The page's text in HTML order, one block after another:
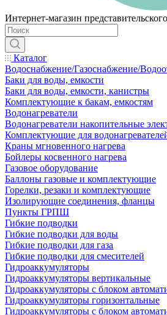
Интернет-магазин
Каталог
Водоснабжение/Газоснабжение/
Баки для воды, емкости
Баки для воды, емкости, канистры
Комплектующие к бакам, емкостям
Водонагреватели
Водонагреватели накопительные
Комплектующие для
Краны мгновенного нагрева
Бойлеры косвенного нагрева
Газовое оборудование
Баллоны газовые и комплектующие
Горелки, резаки и комплектующие
Изолирующие соединения, фланцы
Пункты ГРПШ
Гибкие подводки
Гибкие подводки для воды
Гибкие подводки для газа
Гибкие подводки для смесителей
Гидроаккумуляторы
Гидроаккумуляторы вертикальные
Гидроаккумуляторы с блоком
Гидроаккумуляторы горизонтальные
Гидроаккумуляторы с блоком